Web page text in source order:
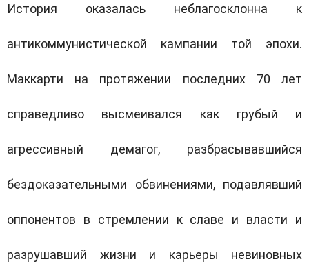
История оказалась неблагосклонна к
антикоммунистической кампании той эпохи.
Маккарти на протяжении последних 70 лет
справедливо высмеивался как грубый и
агрессивный демагог, разбрасывавшийся
бездоказательными обвинениями, подавлявший
оппонентов в стремлении к славе и власти и
разрушавший жизни и карьеры невиновных